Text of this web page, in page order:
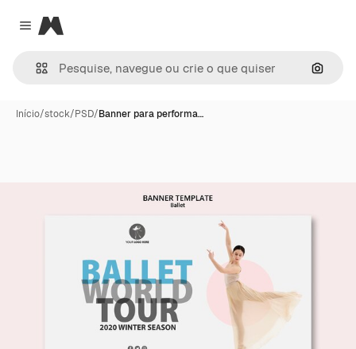
Close menu
Magnific
Início/stock/PSD/Banner para performa…